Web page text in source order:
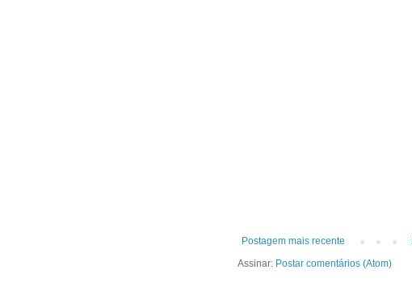
Postagem mais recente
Assinar: Postar comentários (Atom)